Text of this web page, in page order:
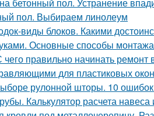
пол. Выбираем линолеум
виды блоков. Какими
Основные способы монтажа
правильно начинать ремонт
для пластиковых
рулонной шторы. 10
Калькулятор расчета